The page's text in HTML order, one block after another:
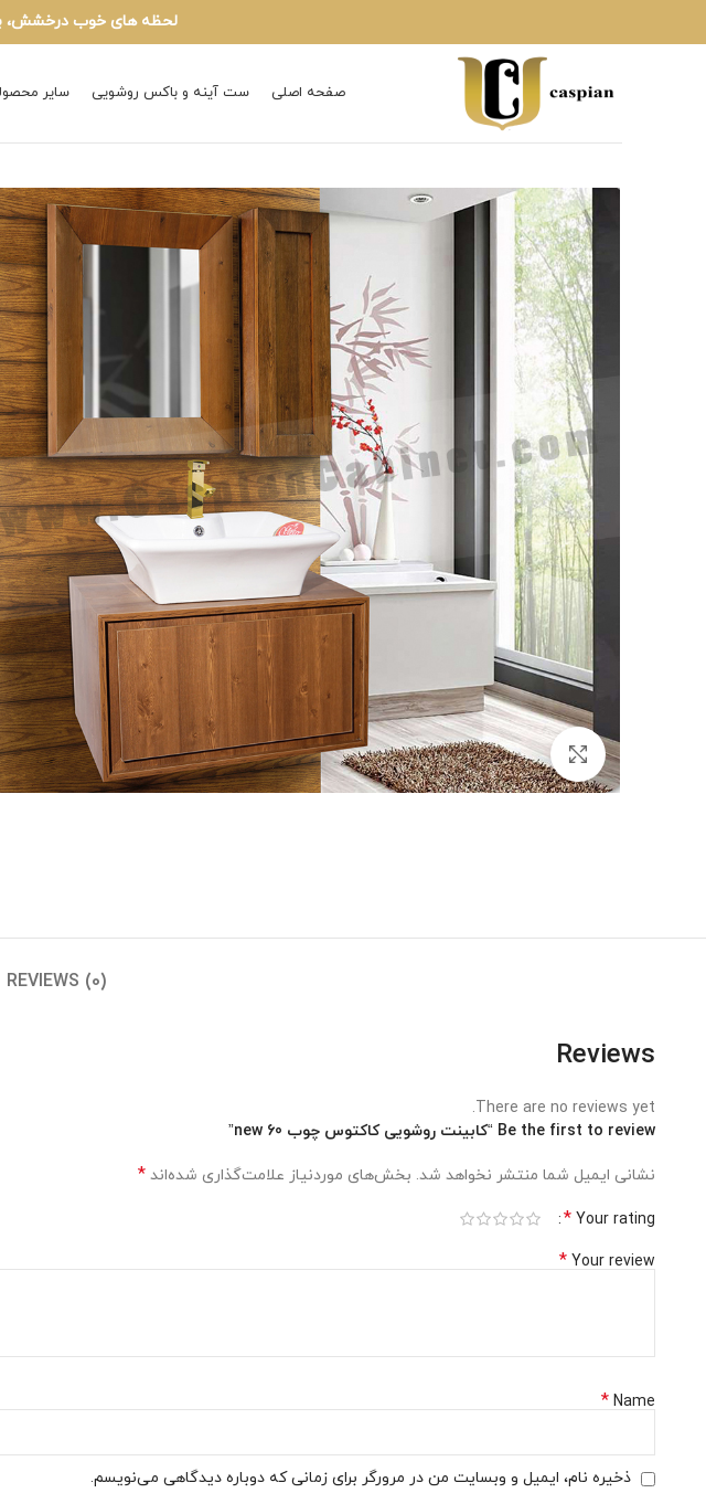
صفحه اصلی ست آینه و باکس روشویی سایر
برای بزرگنمایی کلیک کنید
REVIEWS (0)
Reviews
There are no reviews yet.
Be the first to review “کابینت روشویی کاکتوس چوب 60 new”
نشانی ایمیل شما منتشر نخواهد شد. بخش‌های موردنیاز علامت‌گذاری شده‌اند *
Your rating
*
Your review
*
Name
*
ذخیره نام، ایمیل و وبسایت من در مرورگر برای زمانی که دوباره دیدگاهی می‌نویسم.
لحظه های خوب درخشش،